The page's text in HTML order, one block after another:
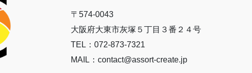
〒574-0043
大阪府大東市灰塚５丁目３番２４号
TEL：072-873-7321
MAIL：contact@assort-create.jp